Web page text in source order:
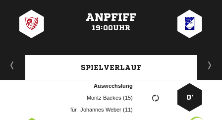
ANPFIFF
19:00UHR
SPIELVERLAUF
0’
Auswechslung
  
für   